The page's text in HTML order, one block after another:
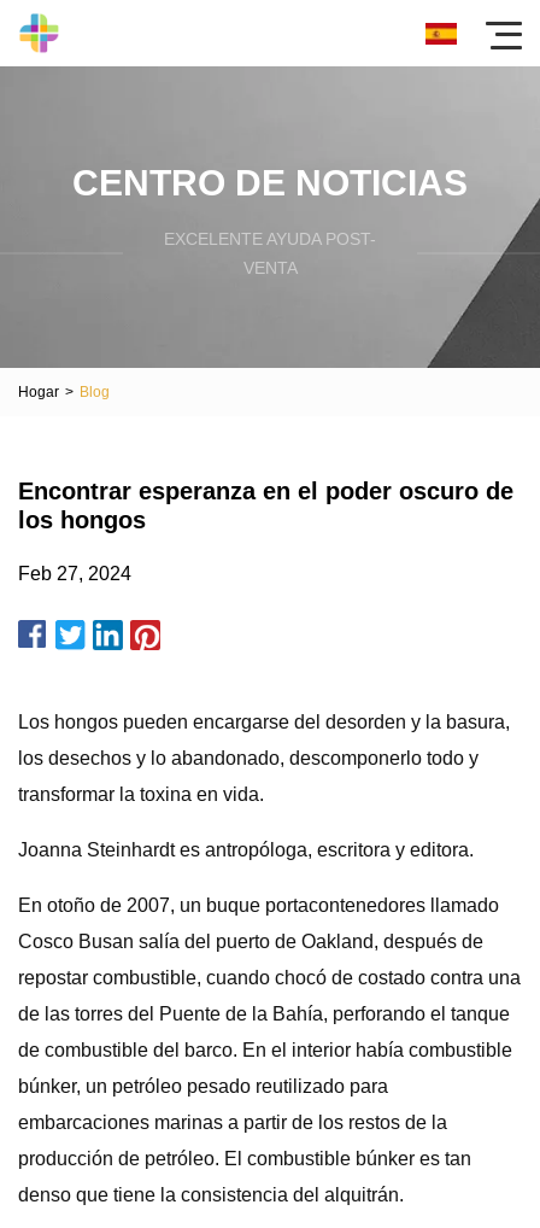
CENTRO DE NOTICIAS
EXCELENTE AYUDA POST-
VENTA
Hogar > Blog
Encontrar esperanza en el poder oscuro de
los hongos
Feb 27, 2024
Los hongos pueden encargarse del desorden y la basura,
los desechos y lo abandonado, descomponerlo todo y
transformar la toxina en vida.
Joanna Steinhardt es antropóloga, escritora y editora.
En otoño de 2007, un buque portacontenedores llamado
Cosco Busan salía del puerto de Oakland, después de
repostar combustible, cuando chocó de costado contra una
de las torres del Puente de la Bahía, perforando el tanque
de combustible del barco. En el interior había combustible
búnker, un petróleo pesado reutilizado para
embarcaciones marinas a partir de los restos de la
producción de petróleo. El combustible búnker es tan
denso que tiene la consistencia del alquitrán.